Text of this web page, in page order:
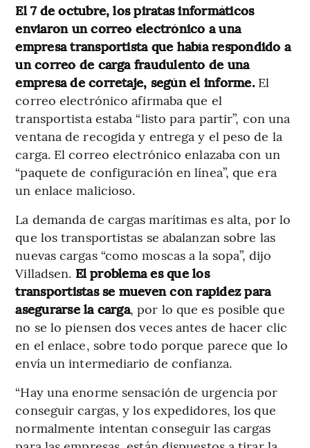
El 7 de octubre, los piratas informáticos
enviaron un correo electrónico a una
empresa transportista que había respondido a
un correo de carga fraudulento de una
empresa de corretaje, según el informe. El
correo electrónico afirmaba que el
transportista estaba “listo para partir”, con una
ventana de recogida y entrega y el peso de la
carga. El correo electrónico enlazaba con un
“paquete de configuración en línea”, que era
un enlace malicioso.
La demanda de cargas marítimas es alta, por lo
que los transportistas se abalanzan sobre las
nuevas cargas “como moscas a la sopa”, dijo
Villadsen. El problema es que los
transportistas se mueven con rapidez para
asegurarse la carga, por lo que es posible que
no se lo piensen dos veces antes de hacer clic
en el enlace, sobre todo porque parece que lo
envía un intermediario de confianza.
“Hay una enorme sensación de urgencia por
conseguir cargas, y los expedidores, los que
normalmente intentan conseguir las cargas